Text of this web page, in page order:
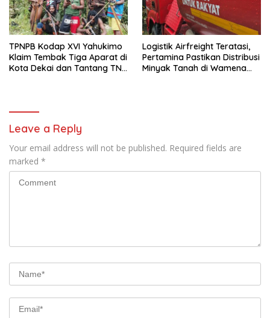
TPNPB Kodap XVI Yahukimo
Klaim Tembak Tiga Aparat di
Kota Dekai dan Tantang TNI-
Logistik Airfreight Teratasi,
Pertamina Pastikan Distribusi
Minyak Tanah di Wamena
Leave a Reply
Your email address will not be published. Required fields are
marked *